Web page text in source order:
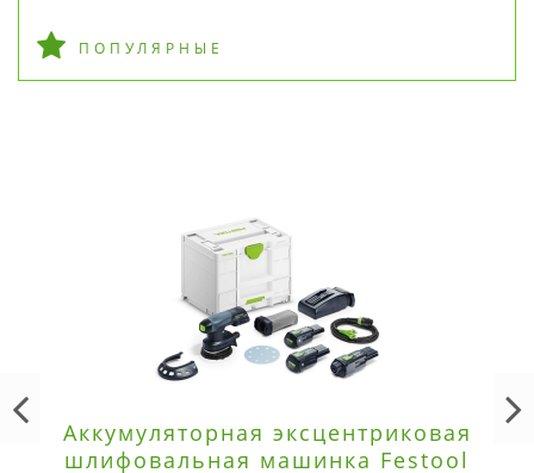
ПОПУЛЯРНЫЕ
Аккумуляторная эксцентриковая
шлифовальная машинка Festool